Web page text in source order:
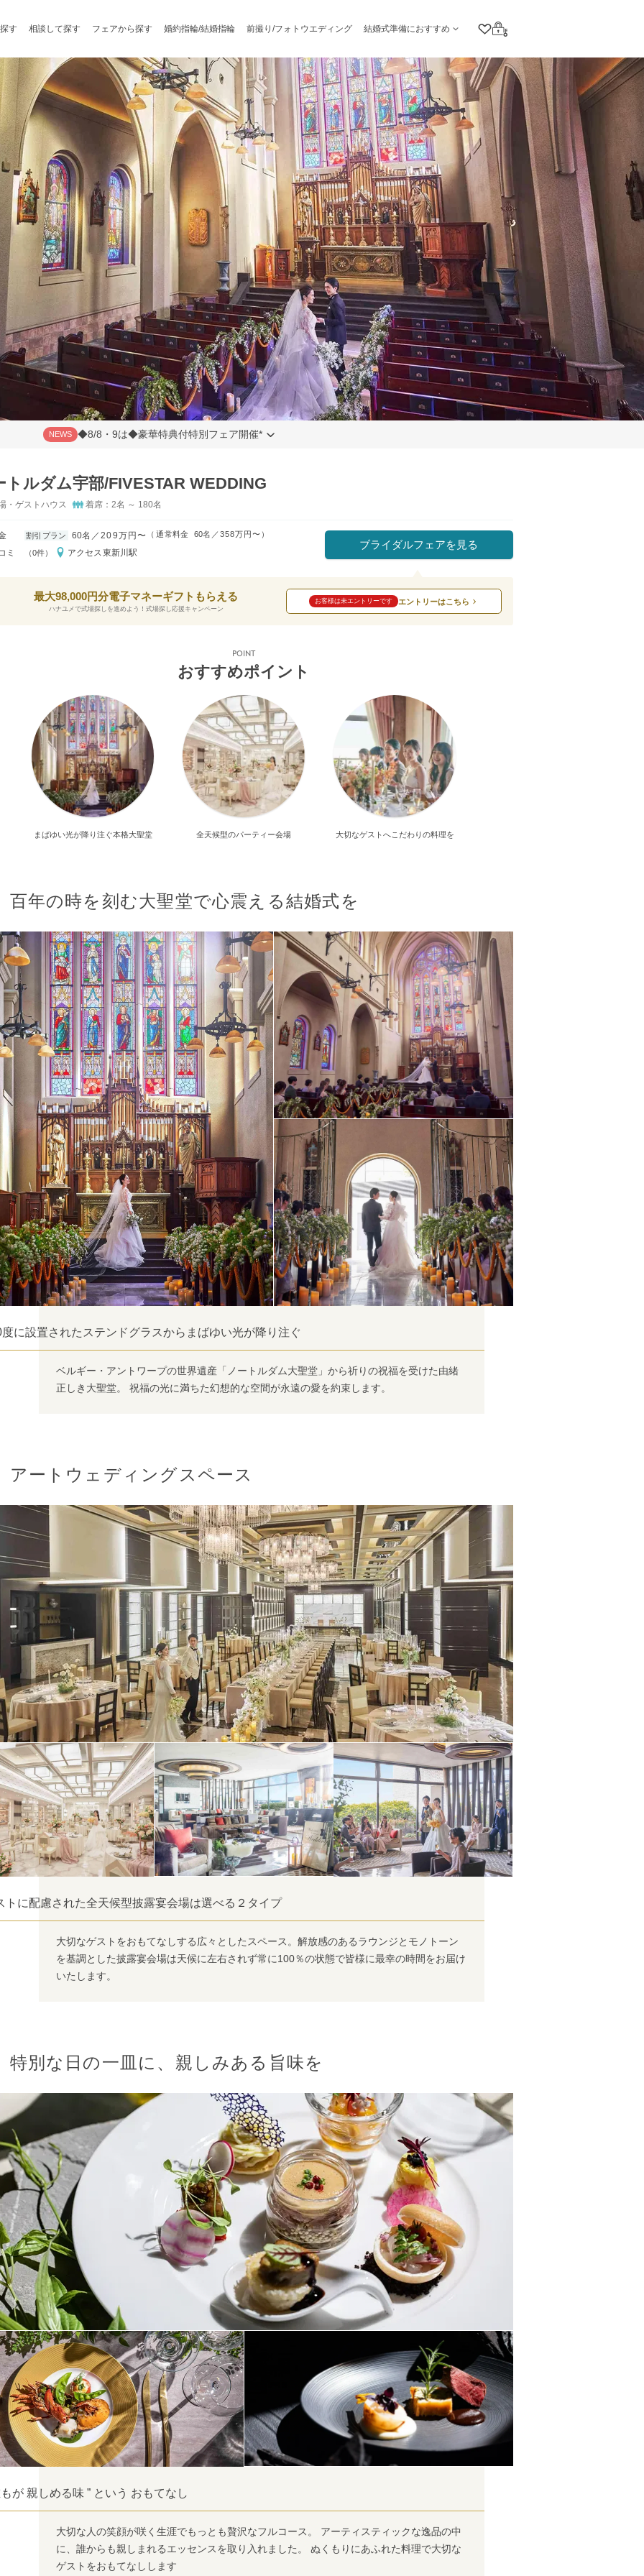
す 相談して探す フェアから探す 婚約指輪/結婚指輪 前撮り/フォトウエディング 結婚式準備におすすめ
クリップリスト
ログイン
NEWS ◆8/8・9は◆豪華特典付特別フェア開催*
トルダム宇部/FIVESTAR WEDDING
・ゲストハウス 着席：2名 ～ 180名
割引プラン 60名 209万円〜 （ 通常料金 60名 358万円〜 ）
ミ （0件） アクセス 東新川駅
ブライダルフェアを見る
最大98,000円分電子マネーギフトもらえる
ハナユメで式場探しを進めよう！式場探し応援キャンペーン
お客様は未エントリーです エントリーはこちら
POINT
おすすめポイント
まばゆい光が降り注ぐ本格大聖堂 全天候型のパーティー会場 大切なゲストへこだわりの料理を
百年の時を刻む大聖堂で心震える結婚式を
に設置されたステンドグラスからまばゆい光が降り注ぐ
ベルギー・アントワープの世界遺産「ノートルダム大聖堂」から祈りの祝福を受けた由緒
正しき大聖堂。 祝福の光に満ちた幻想的な空間が永遠の愛を約束します。
アートウェディングスペース
トに配慮された全天候型披露宴会場は選べる２タイプ
大切なゲストをおもてなしする広々としたスペース。解放感のあるラウンジとモノトーン
を基調とした披露宴会場は天候に左右されず常に100％の状態で皆様に最幸の時間をお届け
いたします。
特別な日の一皿に、親しみある旨味を
もが 親しめる味 ” という おもてなし
大切な人の笑顔が咲く生涯でもっとも贅沢なフルコース。 アーティスティックな逸品の中
に、誰からも親しまれるエッセンスを取り入れました。 ぬくもりにあふれた料理で大切な
ゲストをおもてなしします